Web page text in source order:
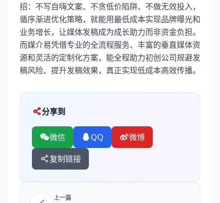
招：不写自嗨文案、不贪低价陷阱、不做无效投入，
循序渐进优化策略，就能用最低成本实现品牌曝光和
业务增长，让媒体发稿成为成长助力而非资金负担。
而媒介易凭借专业的全流程服务、丰富的垂直媒体资
源和灵活的定制化方案，能全程助力初创公司规避发
稿风险、提升发稿效果，真正实现低成本高效传播。
分享到
微信 QQ
微博
复制链接
上一篇